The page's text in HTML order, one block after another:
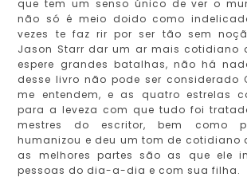
que tem um senso único de ver o
não só é meio doido como
vezes te faz rir por ser tão sem
Jason Starr dar um ar mais cotidiano
espere grandes batalhas, não há
desse livro não pode ser considerado
me entendem, e as quatro estrelas
para a leveza com que tudo foi
mestres do escritor, bem como
humanizou e deu um tom de cotidiano
as melhores partes são as que ele
pessoas do dia-a-dia e com sua filha.